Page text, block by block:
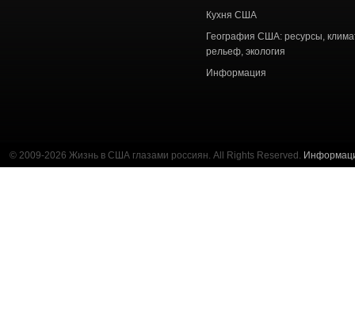
Кухня США
География США: ресурсы,
рельеф, экология
Информация
© 2009-2026 Жизнь в США глазами россиян. All Rights Reserved.